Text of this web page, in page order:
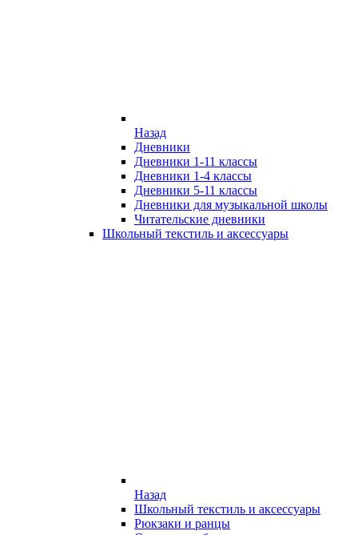
Назад
Дневники
Дневники 1-11 классы
Дневники 1-4 классы
Дневники 5-11 классы
Дневники для музыкальной школы
Читательские дневники
Школьный текстиль и аксессуары
Назад
Школьный текстиль и аксессуары
Рюкзаки и ранцы